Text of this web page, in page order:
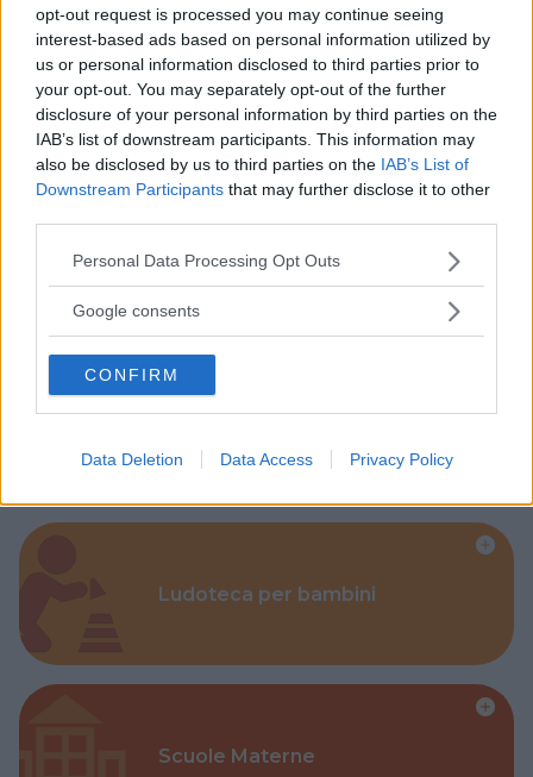
opt-out request is processed you may continue seeing
interest-based ads based on personal information utilized by
us or personal information disclosed to third parties prior to
your opt-out. You may separately opt-out of the further
disclosure of your personal information by third parties on the
IAB’s list of downstream participants. This information may
also be disclosed by us to third parties on the IAB’s List of
Downstream Participants that may further disclose it to other
Please note that this website/app uses one or more Google
not limited to your visit or usage behaviour. You may click to
use your data for below specified purposes in below Google
consent section.
Personal Data Processing Opt Outs
Google consents
CONFIRM
Data Deletion Data Access Privacy Policy
Baby Sitter
Parchi
Ludoteca per bambini
Scuole Materne